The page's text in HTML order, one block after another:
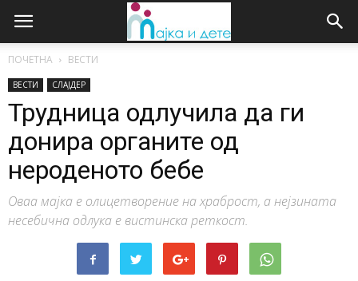
ПОЧЕТНА ВЕСТИ
ВЕСТИ СЛАЈДЕР
Трудница одлучила да ги
донира органите од
нероденото бебе
Оваа мајка е олицетворение на храброст, а нејзината
несебична одлука е вистинска реткост.